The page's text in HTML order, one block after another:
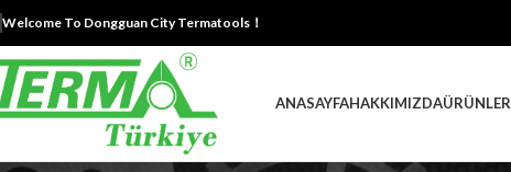
Welcome To Dongguan City Termatools！
ANASAYFAHAKKIMIZDAÜRÜNLER